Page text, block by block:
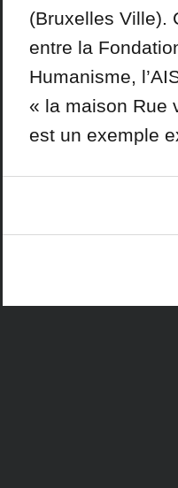
(Bruxelles Ville).
entre la
Humanisme,
« la maison Rue
est un exemple